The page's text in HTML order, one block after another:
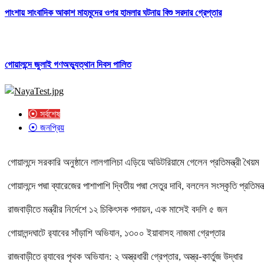
পাংশায় সাংবাদিক আকাশ মাহমুদের ওপর হামলার ঘটনায় বিশু সরদার গ্রেপ্তার
গোয়ালন্দে জুলাই গণঅভ্যুত্থান দিবস পালিত
⦿ সর্বশেষ
⦿ জনপ্রিয়
গোয়ালন্দে সরকারি অনুষ্ঠানে লালগালিচা এড়িয়ে অডিটরিয়ামে গেলেন প্রতিমন্ত্রী খৈয়ম
গোয়ালন্দে পদ্মা ব্যারেজের পাশাপাশি দ্বিতীয় পদ্মা সেতুর দাবি, বললেন সংস্কৃতি
রাজবাড়ীতে মন্ত্রীর নির্দেশে ১২ চিকিৎসক পদায়ন, এক মাসেই বদলি ৫ জন
গোয়ালন্দঘাটে র‌্যাবের সাঁড়াশি অভিযান, ১৩০০ ইয়াবাসহ নাজমা গ্রেপ্তার
রাজবাড়ীতে র‌্যাবের পৃথক অভিযান: ২ অস্ত্রধারী গ্রেপ্তার, অস্ত্র-কার্তুজ উদ্ধার